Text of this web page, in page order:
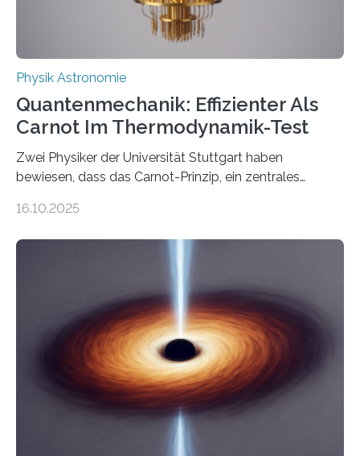
Physik Astronomie
Quantenmechanik: Effizienter Als
Carnot Im Thermodynamik-Test
Zwei Physiker der Universität Stuttgart haben
bewiesen, dass das Carnot-Prinzip, ein zentrales
Größenordnung von Atomen gilt, deren physikalische
Quantenmotoren voranbringen. Das
Wissenschaftsjournal Science Advances veröffentlichte
die Herleitung. (DOI: 10.1126/sciadv.adw8462)
Verbrennungsmotoren oder Dampfturbinen sind
Wärmekraftmaschinen: Sie wandeln thermische
Energie in mechanische Bewegung um – oder anders
ausgedrückt, Wärme in Bewegung. In
quantenmechanischen Experimenten ist es in den…
16.10.2025